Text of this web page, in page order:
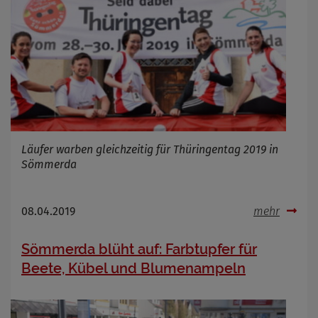
Läufer warben gleichzeitig für Thüringentag 2019 in
Sömmerda
08.04.2019 mehr
Sömmerda blüht auf: Farbtupfer für
Beete, Kübel und Blumenampeln
Cookie Name
Cookie Laufzeit
Infos schließen